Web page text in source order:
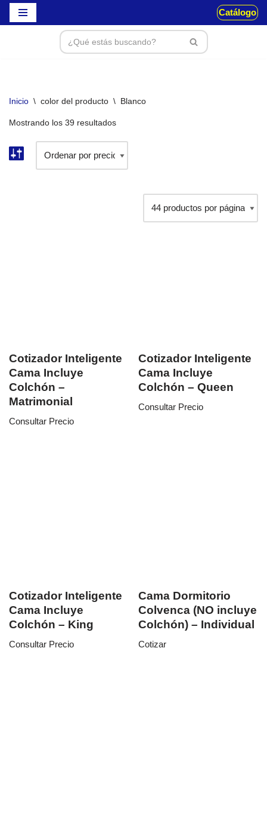
Catálogo
Inicio \ color del producto \ Blanco
Mostrando los 39 resultados
Cotizador Inteligente
Cama Incluye
Colchón –
Matrimonial
Consultar Precio
Cotizador Inteligente
Cama Incluye
Colchón – Queen
Consultar Precio
Cotizador Inteligente
Cama Incluye
Colchón – King
Consultar Precio
Cama Dormitorio
Colvenca (NO incluye
Colchón) – Individual
Cotizar